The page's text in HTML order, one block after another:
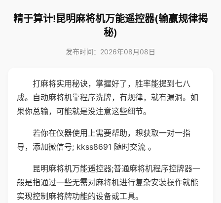
精于算计!昆明麻将机万能遥控器(输赢规律揭
秘)
发布时间：2026年08月08日
打麻将实用秘诀，掌握好了，胜率能提到七八
成。自动麻将机靠程序洗牌，有规律，就有漏洞。如
果你总输，可能就是没注意这些细节。
若你在仪器使用上需要帮助，想获取一对一指
导，添加微信号; kkss8691 随时交流 。
昆明麻将机万能遥控器;普通麻将机程序控牌器一
般是指通过一些无需对麻将机进行复杂安装操作就能
实现控制麻将牌功能的设备或工具。